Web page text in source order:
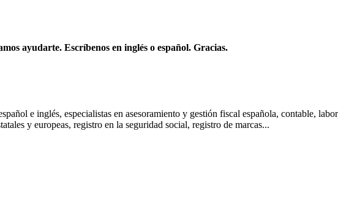
ayudarte. Escríbenos en inglés o español. Gracias.
e inglés, especialistas en asesoramiento y gestión fiscal española, contable,
y europeas, registro en la seguridad social, registro de marcas...